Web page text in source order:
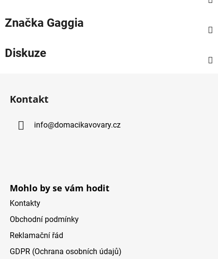
Značka Gaggia
Diskuze
Kontakt
info@domacikavovary.cz
Mohlo by se vám hodit
Kontakty
Obchodní podmínky
Reklamační řád
GDPR (Ochrana osobních údajů)